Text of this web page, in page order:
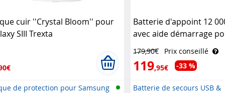
cuir ''Crystal Bloom'' pour
SIII Trexta
de protection pour Samsung
Batterie d'appoint 12
avec aide démarrage
PB-130.kfz Revolt
179,90€ Prix conseillé
119,95€ -33 %
Batterie de secours USB &